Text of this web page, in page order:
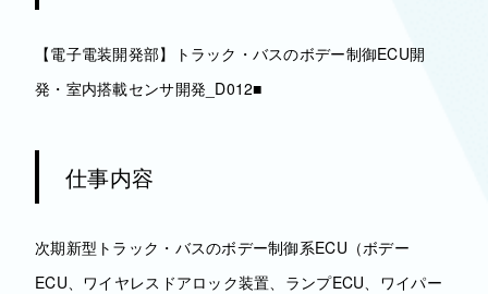
【電子電装開発部】トラック・バスのボデー制御ECU開
発・室内搭載センサ開発_D012■
仕事内容
次期新型トラック・バスのボデー制御系ECU（ボデー
ECU、ワイヤレスドアロック装置、ランプECU、ワイパー